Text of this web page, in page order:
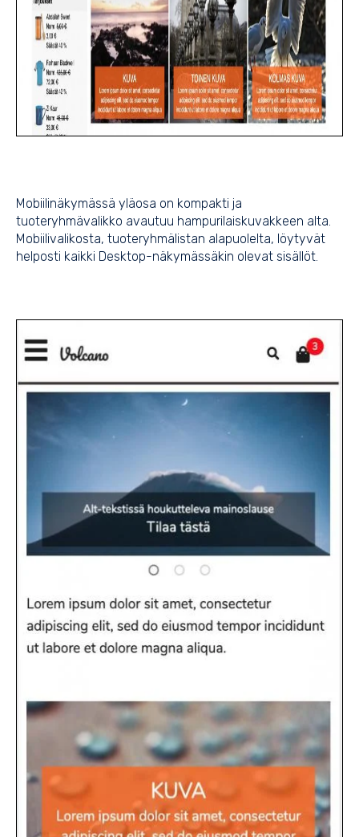
Mobiilinäkymässä yläosa on kompakti ja
tuoteryhmävalikko avautuu hampurilaiskuvakkeen alta.
Mobiilivalikosta, tuoteryhmälistan alapuolelta, löytyvät
helposti kaikki Desktop-näkymässäkin olevat sisällöt.